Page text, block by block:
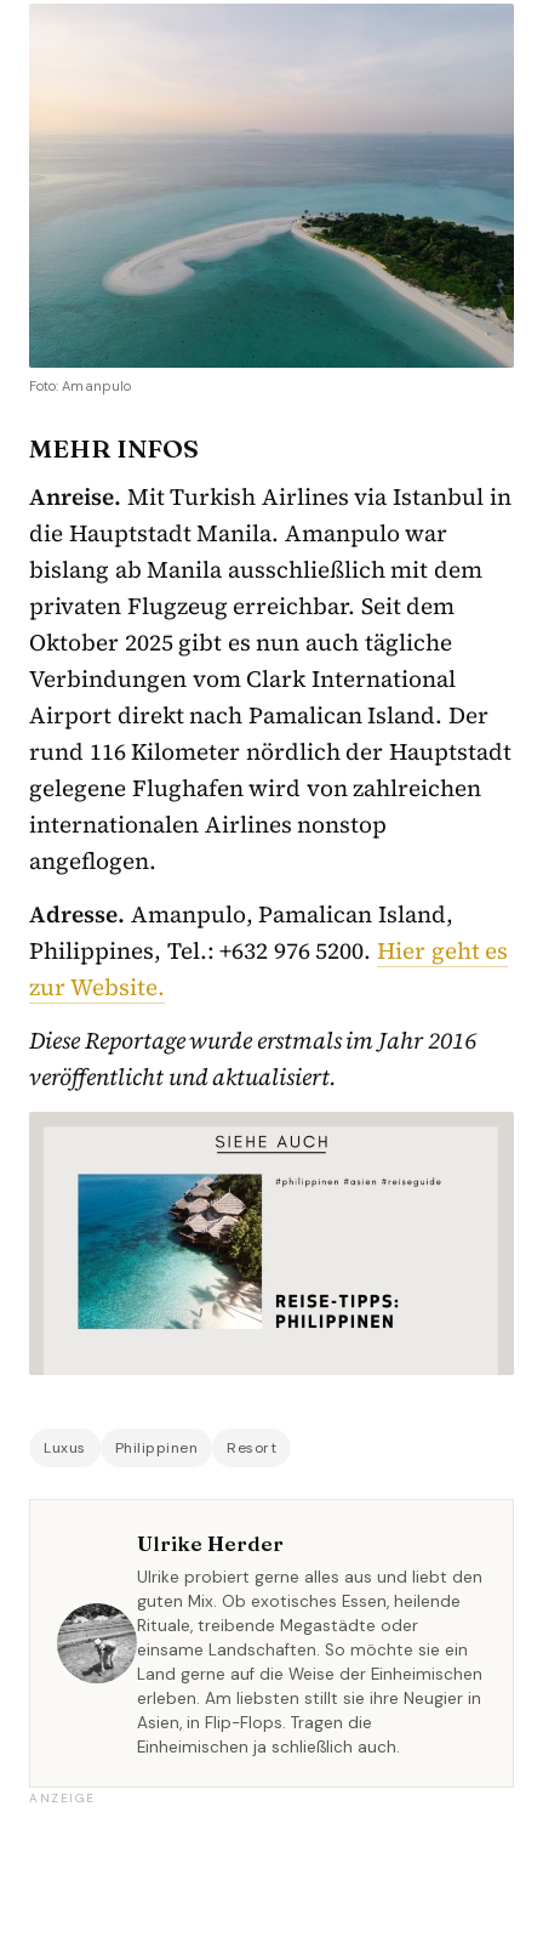
Foto: Amanpulo
MEHR INFOS
Anreise. Mit Turkish Airlines via Istanbul in
die Hauptstadt Manila. Amanpulo war
bislang ab Manila ausschließlich mit dem
privaten Flugzeug erreichbar. Seit dem
Oktober 2025 gibt es nun auch tägliche
Verbindungen vom Clark International
Airport direkt nach Pamalican Island. Der
rund 116 Kilometer nördlich der Hauptstadt
gelegene Flughafen wird von zahlreichen
internationalen Airlines nonstop
angeflogen.
Adresse. Amanpulo, Pamalican Island,
Philippines, Tel.: +632 976 5200.Hier geht es
zur Website.
Diese Reportage wurde erstmals im Jahr 2016
veröffentlicht und aktualisiert.
Luxus Philippinen Resort
Ulrike Herder
Ulrike probiert gerne alles aus und liebt den
guten Mix. Ob exotisches Essen, heilende
Rituale, treibende Megastädte oder
einsame Landschaften. So möchte sie ein
Land gerne auf die Weise der Einheimischen
erleben. Am liebsten stillt sie ihre Neugier in
Asien, in Flip-Flops. Tragen die
Einheimischen ja schließlich auch.
ANZEIGE